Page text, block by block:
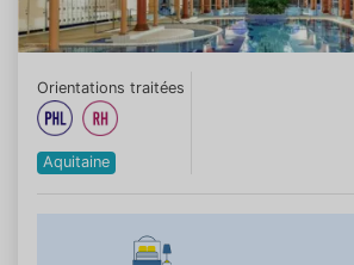
Orientations traitées
Aquitaine